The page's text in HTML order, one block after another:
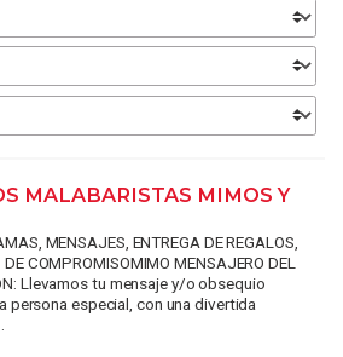
MALABARISTAS MIMOS Y
MENSAJES, ENTREGA DE REGALOS,
DE COMPROMISOMIMO MENSAJERO DEL
Llevamos tu mensaje y/o obsequio
persona especial, con una divertida